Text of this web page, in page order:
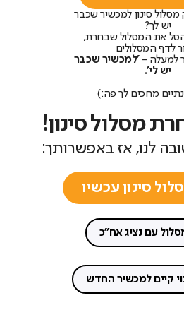
מסלול סינון למכשיר שכבר
יש לך?
את המסלול שבחרת,
לדף המסלולים
למעלה - 'למכשיר שכבר
יש לי'.
מחכים לך פה:)
מסלול סינון!
לנו, אז באפשרותך:
סינון עכשיו
עם נציג אח"כ
קיים למכשיר החדש